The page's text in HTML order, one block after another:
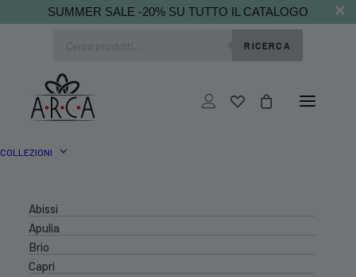
SUMMER SALE -20% SU TUTTO IL CATALOGO
RICERCA
COLLEZIONI
Abissi
Apulia
Brio
Capri